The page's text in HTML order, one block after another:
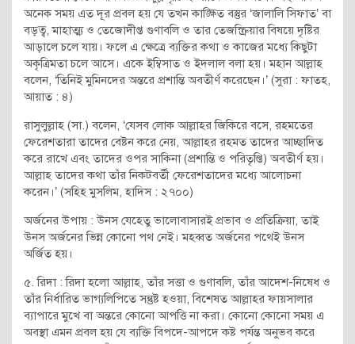
অনেক সময় এত দূর প্রবল হয় যে তখন কাঙ্ক্ষিত বস্তুর ‘জালালি সিফাত’ বা
বড়ত্ব, মাহাত্ম্য ও তেজোদীপ্ত গুণাবলি ও তার তেজস্ক্রিয়ার বিষয়ে দৃষ্টির
আড়ালে চলে যায়। ফলে এ ক্ষেত্রে ব্যক্তির কথা ও কাজের মধ্যে কিছুটা
অকৃত্রিমতা চলে আসে। একে ইম্বিসাত ও ইদলাল বলা হয়। মহান আল্লাহ
বলেন, ‘তিনিই মুমিনদের অন্তরে প্রশান্তি অবতীর্ণ করেছেন।’ (সুরা : ফাতহ,
আয়াত : ৪)
রাসুলুল্লাহ (সা.) বলেন, ‘যেসব লোক আল্লাহর জিকিরে বসে, রহমতের
ফেরেশতারা তাদের বেষ্টন করে নেয়, আল্লাহর রহমত তাদের আচ্ছাদিত
করে রাখে এবং তাদের ওপর সাকিনা (প্রশান্তি ও পরিতৃপ্তি) অবতীর্ণ হয়।
আল্লাহ তাদের কথা তাঁর নিকটবর্তী ফেরেশতাদের মধ্যে আলোচনা
করেন।’ (সহিহ মুসলিম, হাদিস : ২৭০০)
অর্জনের উপায় : উনস যেহেতু ভালোবাসারই প্রভাব ও প্রতিক্রিয়া, তাই
উনস অর্জনের ভিন্ন কোনো পথ নেই। মহব্বত অর্জনের পথেই উনস
অর্জিত হয়।
৫. রিদা : রিদা হলো আল্লাহ, তাঁর সত্তা ও গুণাবলি, তাঁর আদেশ-নিষেধ ও
তাঁর নির্ধারিত ভাগ্যলিপিতে সন্তুষ্ট হওয়া, বিশেষত আল্লাহর ফায়সালার
ব্যাপারে মুখে বা অন্তরে কোনো আপত্তি না করা। কোনো কোনো সময় এ
অবস্থা এমন প্রবল হয় যে ব্যক্তি বিপদে-আপদে কষ্ট পর্যন্ত অনুভব করে